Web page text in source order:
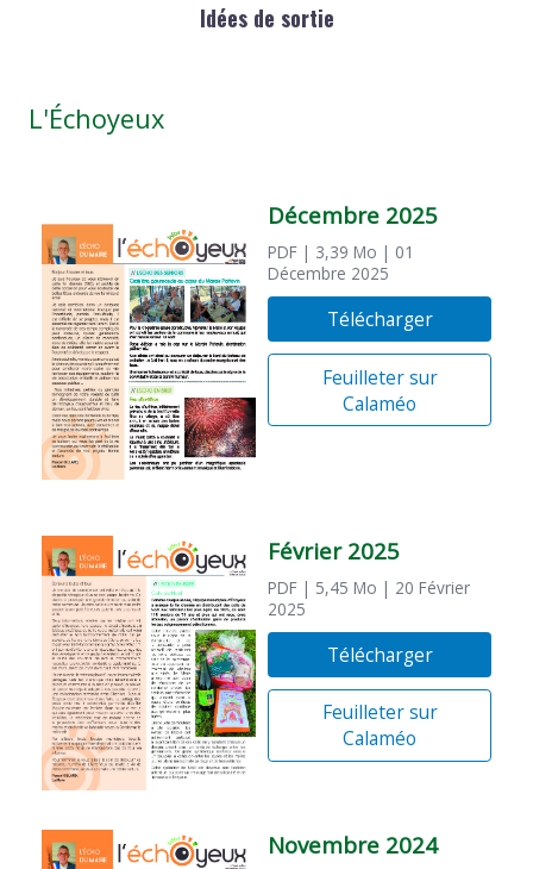
Idées de sortie
L'Échoyeux
Décembre 2025
PDF | 3,39 Mo | 01
Décembre 2025
Télécharger
Feuilleter sur
Calaméo
Février 2025
PDF | 5,45 Mo | 20 Février
2025
Télécharger
Feuilleter sur
Calaméo
Novembre 2024